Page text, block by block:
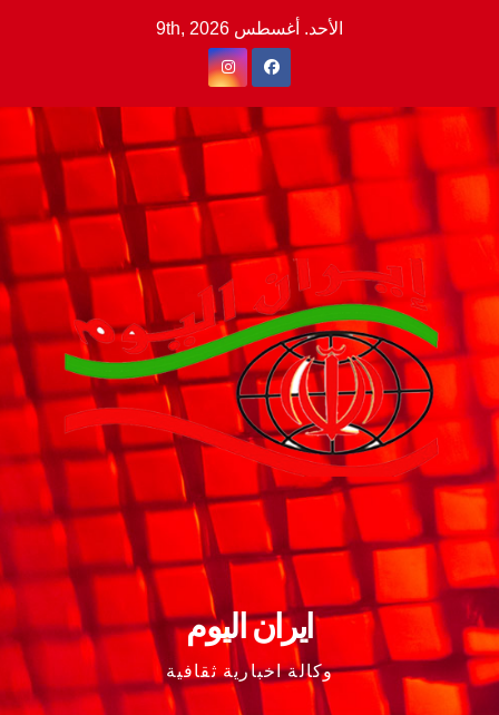
الأحد. أغسطس 9th, 2026
ايران اليوم
وكالة اخبارية ثقافية